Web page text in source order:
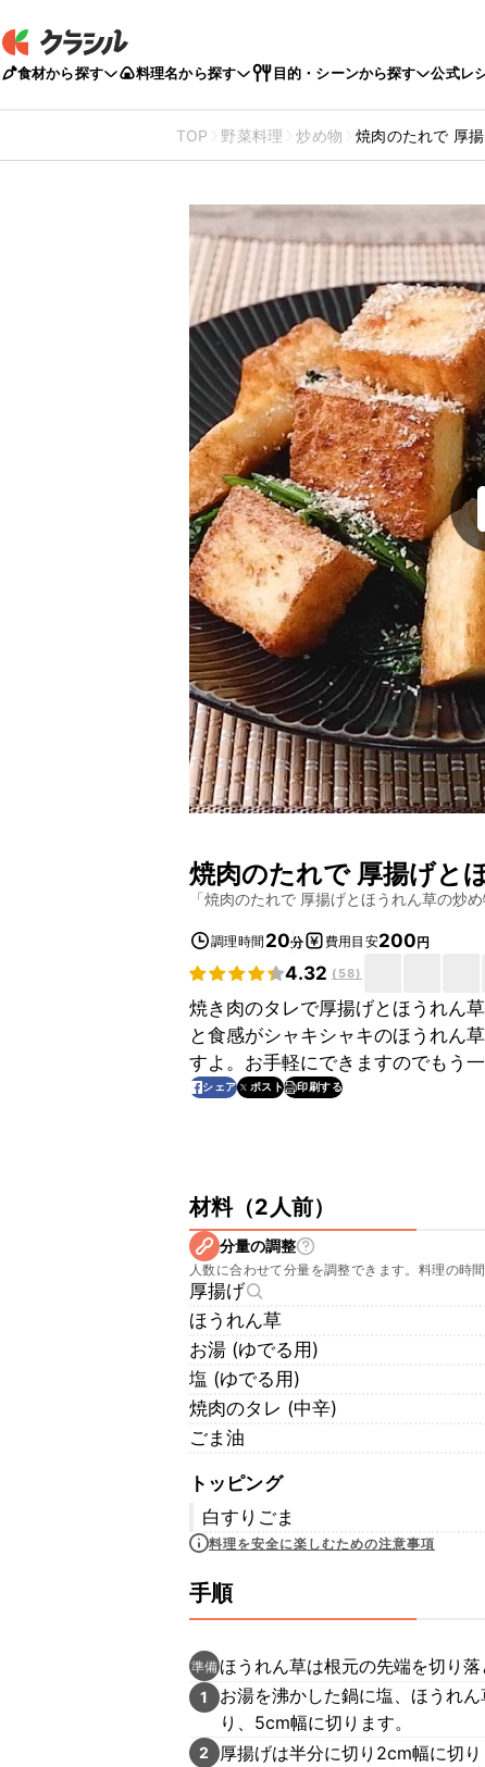
食材から探す 料理名から探す 目的・シーンから探す 公式レ
TOP 野菜料理 炒め物 焼肉のたれで 厚
焼肉のたれで 厚揚げと
「焼肉のたれで 厚揚げとほうれん草の炒め
調理時間 20分 費用目安200円
4.32 ( 58)
焼き肉のタレで厚揚げとほうれん
と食感がシャキシャキのほうれん
すよ。お手軽にできますのでもう
シェア ポスト 印刷する
材料（2人前）
分量の調整
人数に合わせて分量を調整できます。料理の時
厚揚げ
ほうれん草
お湯 (ゆでる用)
塩 (ゆでる用)
焼肉のタレ (中辛)
ごま油
トッピング
白すりごま
料理を安全に楽しむための注意事項
手順
準備ほうれん草は根元の先端を切り落
1
お湯を沸かした鍋に塩、ほうれ
り、5cm幅に切ります。
2 厚揚げは半分に切り2cm幅に切り